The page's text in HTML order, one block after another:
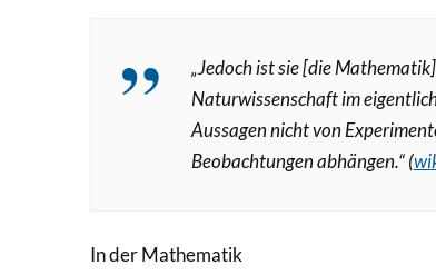
„Jedoch ist sie [die
Naturwissenschaft im
Aussagen nicht von
Beobachtungen abhängen.“(
In der Mathematik